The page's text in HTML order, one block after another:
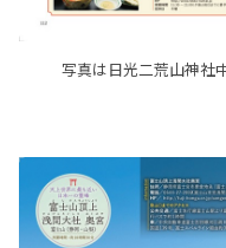
写真は日光二荒山神社